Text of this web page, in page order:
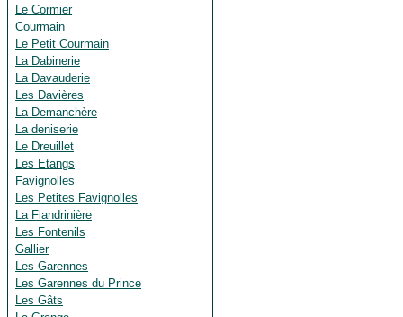
Le Cormier
Courmain
Le Petit Courmain
La Dabinerie
La Davauderie
Les Davières
La Demanchère
La deniserie
Le Dreuillet
Les Etangs
Favignolles
Les Petites Favignolles
La Flandrinière
Les Fontenils
Gallier
Les Garennes
Les Garennes du Prince
Les Gâts